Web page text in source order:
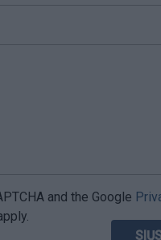
and the Google